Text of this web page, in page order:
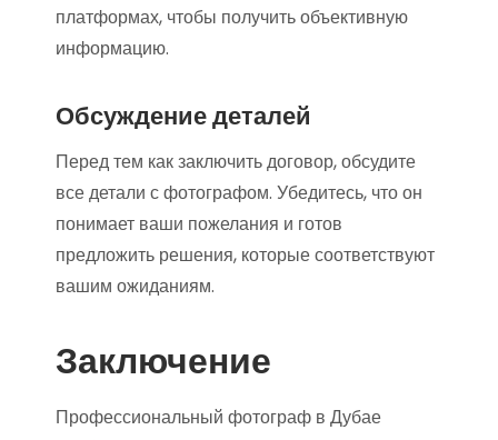
платформах, чтобы получить объективную
информацию.
Обсуждение деталей
Перед тем как заключить договор, обсудите
все детали с фотографом. Убедитесь, что он
понимает ваши пожелания и готов
предложить решения, которые соответствуют
вашим ожиданиям.
Заключение
Профессиональный фотограф в Дубае